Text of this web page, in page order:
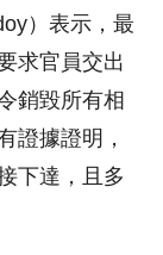
）表示，最
求官員交出
銷毀所有相
證據證明，
下達，且多